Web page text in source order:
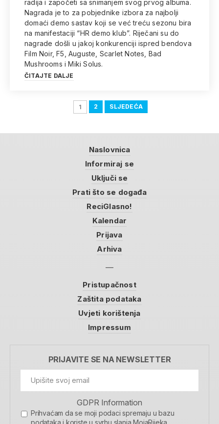
radija i započeti sa snimanjem svog prvog albuma.
Nagrada je to za pobjednike izbora za najbolji
domaći demo sastav koji se već treću sezonu bira
na manifestaciji “HR demo klub”. Riječani su do
nagrade došli u jakoj konkurenciji ispred bendova
Film Noir, F5, Auguste, Scarlet Notes, Bad
Mushrooms i Miki Solus.
ČITAJTE DALJE
1 2 SLJEDEĆA
Naslovnica
Informiraj se
Uključi se
Prati što se događa
ReciGlasno!
Kalendar
Prijava
Arhiva
Pristupačnost
Zaštita podataka
Uvjeti korištenja
Impressum
PRIJAVITE SE NA NEWSLETTER
GDPR Information
Prihvaćam da se moji podaci spremaju u bazu